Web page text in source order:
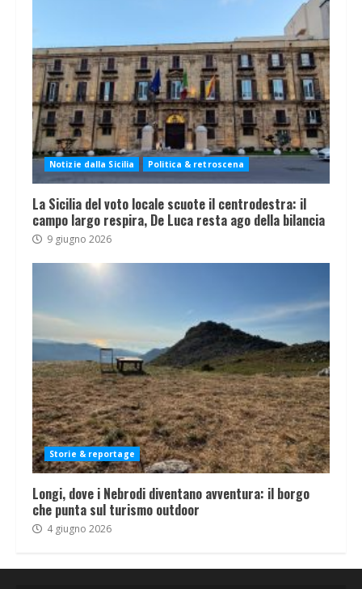
Notizie dalla Sicilia Politica & retroscena
La Sicilia del voto locale scuote il centrodestra: il
campo largo respira, De Luca resta ago della bilancia
9 giugno 2026
Storie & reportage
Longi, dove i Nebrodi diventano avventura: il borgo
che punta sul turismo outdoor
4 giugno 2026